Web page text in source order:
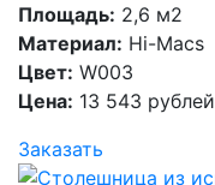
Площадь: 2,6 м2
Материал: Hi-Macs
Цвет: W003
Цена: 13 543 рублей
Заказать